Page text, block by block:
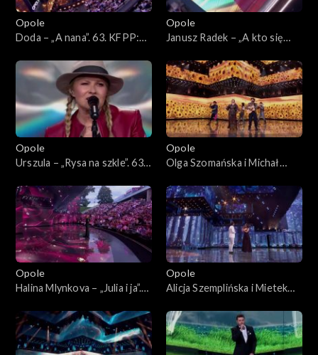
Opole
Doda – „A nana”. 63. KFPP:
Jubileusz Bogdana Olewicza”
Opole
Janusz Radek – „A kto się
Koncert „Autobiografia.
Jubileusz Bogdana Olewicza”
Opole
Urszula – „Rysa na szkle”. 63.
„Autobiografia. Jubileusz
Bogdana Olewicza”
Opole
Olga Szomańska i Michał
63. KFPP: Koncert
„Autobiografia. Jubileusz
Bogdana Olewicza”
Opole
Halina Mlynkova – „Julia i ja”.
„Autobiografia. Jubileusz
Bogdana Olewicza”
Opole
Alicja Szemplińska i Mietek
marzenie”. 63. KFPP:
Koncert „Autobiografia.
Jubileusz Bogdana Olewicza”